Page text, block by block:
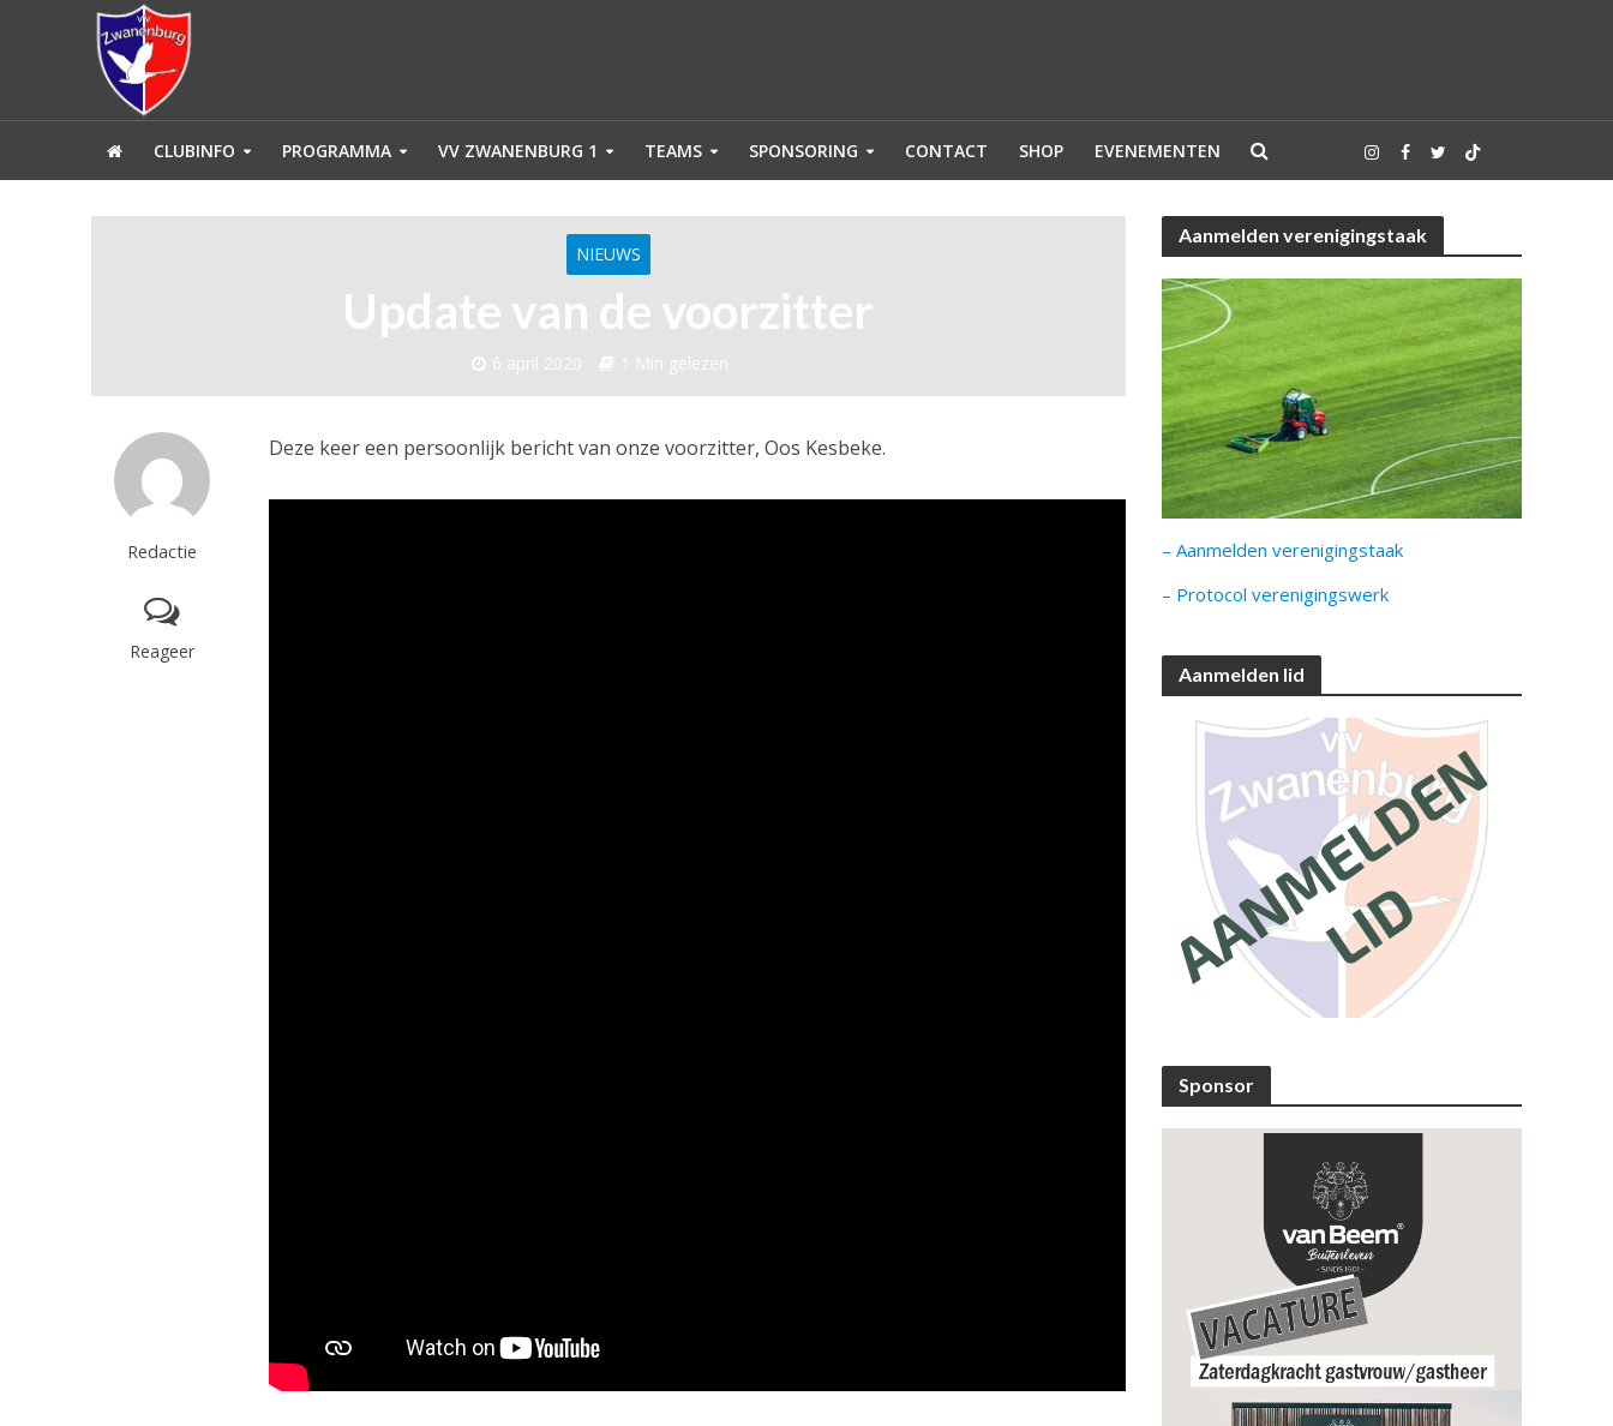
CLUBINFO PROGRAMMA VV ZWANENBURG 1 TEAMS SPONSORING CONTACT SHOP EVENEMENTEN
NIEUWS
Update van de voorzitter
6 april 2020 1 Min gelezen
Redactie
Reageer
Deze keer een persoonlijk bericht van onze voorzitter, Oos Kesbeke.
Aanmelden verenigingstaak
– Aanmelden verenigingstaak
– Protocol verenigingswerk
Aanmelden lid
Sponsor